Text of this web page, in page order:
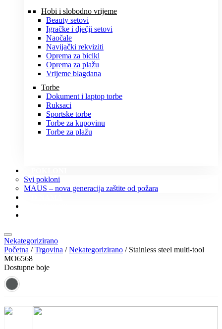
Hobi i slobodno vrijeme
Beauty setovi
Igračke i dječji setovi
Naočale
Navijački rekviziti
Oprema za bicikl
Oprema za plažu
Vrijeme blagdana
Torbe
Dokument i laptop torbe
Ruksaci
Sportske torbe
Torbe za kupovinu
Torbe za plažu
Svi pokloni
MAUS – nova generacija zaštite od požara
Nekategorizirano
Početna /Trgovina /Nekategorizirano / Stainless steel multi-tool
MO6568
Dostupne boje